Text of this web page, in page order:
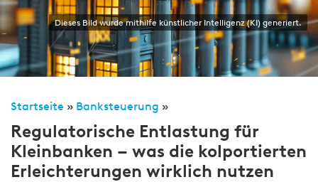
Dieses Bild wurde mithilfe künstlicher Intelligenz (KI) generiert.
Startseite » Banksteuerung »
Regulatorische Entlastung für
Kleinbanken – was die kolportierten
Erleichterungen wirklich nutzen